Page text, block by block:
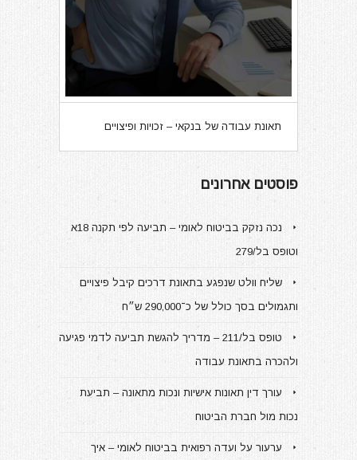
תאונת עבודה של בנקאי – זכויות ופיצויים
פוסטים אחרונים
נכה נזקק בביטוח לאומי – תביעה לפי תקנה 18א
וטופס בל/279
שליח וולט שנפגע בתאונת דרכים קיבל פיצויים
ותגמולים בסך כולל של כ־290,000 ש״ח
טופס בל/211 – מדריך להגשת תביעה לדמי פגיעה
ולהכרה בתאונת עבודה
עורך דין תאונות אישיות ונכות מתאונה – תביעת
נכות מול חברת הביטוח
ערעור על ועדה רפואית בביטוח לאומי – איך